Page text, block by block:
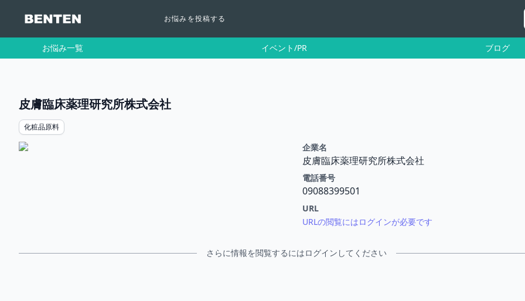
お悩みを投稿する
お悩み一覧 イベント/PR ブログ
皮膚臨床薬理研究所株式会社
化粧品原料
企業名
皮膚臨床薬理研究所株式会社
電話番号
09088399501
URL
URLの閲覧にはログインが必要です
さらに情報を閲覧するにはログインしてください